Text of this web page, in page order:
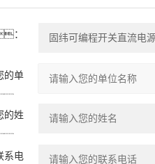
：
的单
的姓
系电